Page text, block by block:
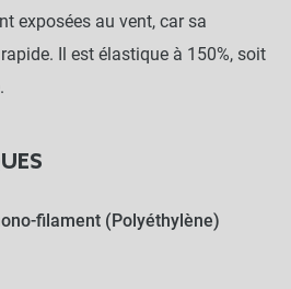
exposées au vent, car sa
Il est élastique à 150%, soit
filament (Polyéthylène)